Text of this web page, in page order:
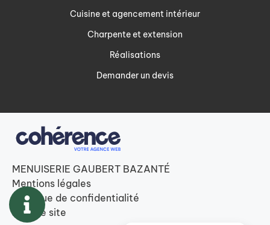
Cuisine et agencement intérieur
Charpente et extension
Réalisations
Demander un devis
MENUISERIE GAUBERT BAZANTÉ
Mentions légales
Politique de confidentialité
Plan de site